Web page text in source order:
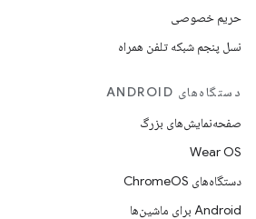
حریم خصوصی
نسل پنجم شبکه تلفن همراه
دستگاه‌های ANDROID
صفحه‌نمایش‌های بزرگ
Wear OS
دستگاه‌های ChromeOS
Android برای ماشین‌ها